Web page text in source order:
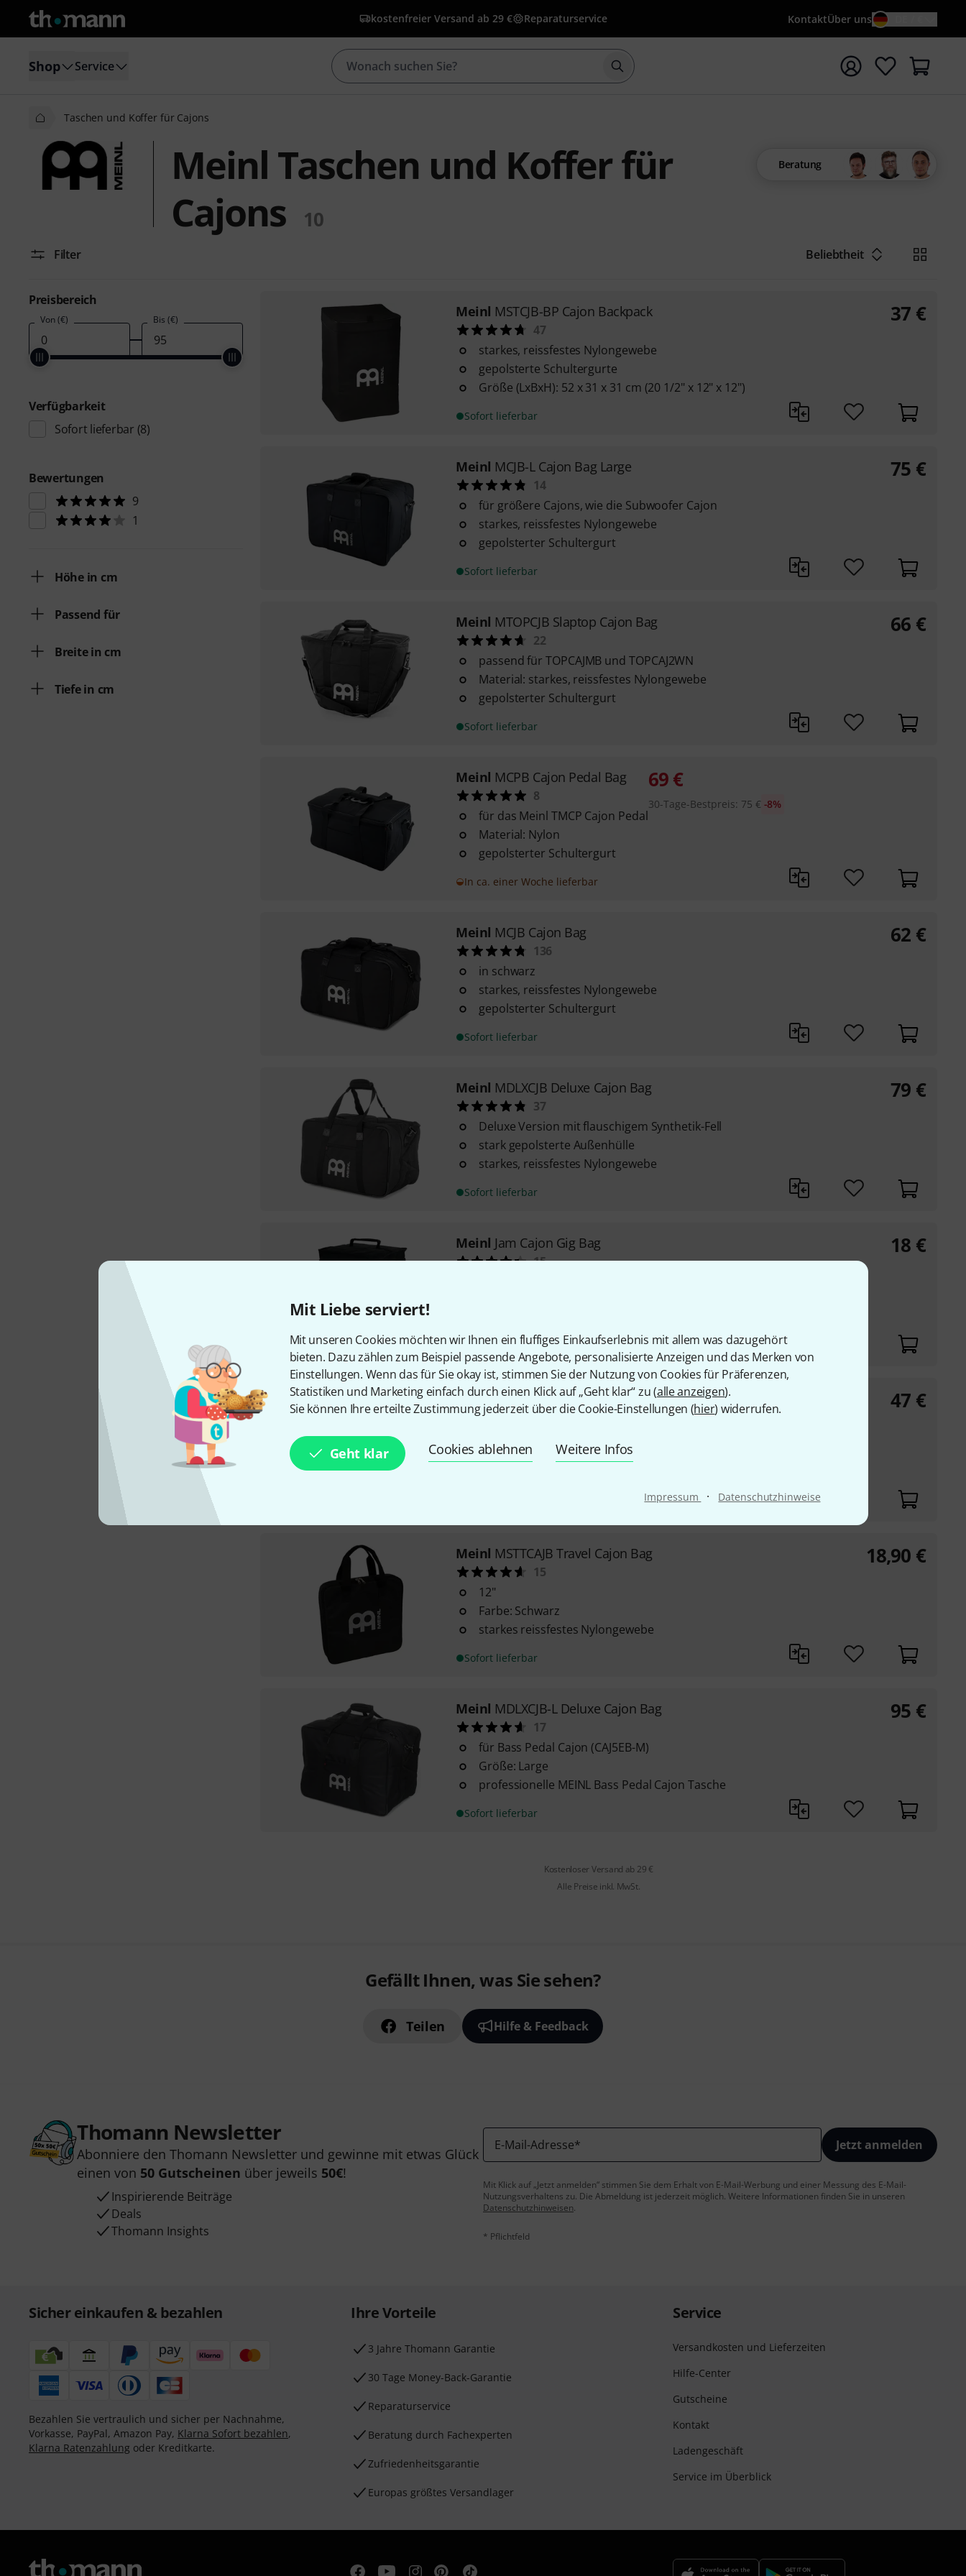
Mit Liebe serviert!
Mit unseren Cookies möchten wir Ihnen ein fluffiges Einkaufserlebnis mit allem was dazugehört
bieten. Dazu zählen zum Beispiel passende Angebote, personalisierte Anzeigen und das Merken von
Einstellungen. Wenn das für Sie okay ist, stimmen Sie der Nutzung von Cookies für Präferenzen,
Statistiken und Marketing einfach durch einen Klick auf „Geht klar“ zu (alle anzeigen).
Sie können Ihre erteilte Zustimmung jederzeit über die Cookie-Einstellungen (hier) widerrufen.
Geht klar Cookies ablehnen Weitere Infos
Impressum · Datenschutzhinweise
kostenfreier Versand ab 29 € Reparaturservice KontaktÜber uns
Shop Service Suche mit Suchwort {searchTerm} starten
Taschen und Koffer für Cajons
Meinl Taschen und Koffer für
Cajons
10
Beratung
Filter Beliebtheit
Preisbereich
Von (€) Bis (€)
Verfügbarkeit
Sofort lieferbar (8)
Bewertungen
9
1
Höhe in cm
Passend für
Breite in cm
Tiefe in cm
Meinl MSTCJB-BP Cajon Backpack
47
starkes, reissfestes Nylongewebe
gepolsterte Schultergurte
Größe (LxBxH): 52 x 31 x 31 cm (20 1/2" x 12" x 12")
Sofort lieferbar
37 €
Meinl MCJB-L Cajon Bag Large
14
für größere Cajons, wie die Subwoofer Cajon
starkes, reissfestes Nylongewebe
gepolsterter Schultergurt
Sofort lieferbar
75 €
Meinl MTOPCJB Slaptop Cajon Bag
22
passend für TOPCAJMB und TOPCAJ2WN
Material: starkes, reissfestes Nylongewebe
gepolsterter Schultergurt
Sofort lieferbar
66 €
Meinl MCPB Cajon Pedal Bag
8
für das Meinl TMCP Cajon Pedal
Material: Nylon
gepolsterter Schultergurt
In ca. einer Woche lieferbar
69€
30-Tage-Bestpreis: 75 € -8%
Meinl MCJB Cajon Bag
136
in schwarz
starkes, reissfestes Nylongewebe
gepolsterter Schultergurt
Sofort lieferbar
62 €
Meinl MDLXCJB Deluxe Cajon Bag
37
Deluxe Version mit flauschigem Synthetik-Fell
stark gepolsterte Außenhülle
starkes, reissfestes Nylongewebe
Sofort lieferbar
79 €
Meinl Jam Cajon Gig Bag
15
Kurzfristig lieferbar (2–5 Tage)
18 €
Meinl Hybrid Slap-Top Cajon Bag
5
Material: Nylon
47 €
Meinl MSTTCAJB Travel Cajon Bag
15
12"
Farbe: Schwarz
starkes reissfestes Nylongewebe
Sofort lieferbar
18,90 €
Meinl MDLXCJB-L Deluxe Cajon Bag
17
für Bass Pedal Cajon (CAJ5EB-M)
Größe: Large
professionelle MEINL Bass Pedal Cajon Tasche
Sofort lieferbar
95 €
Kostenloser Versand ab 29 €
Alle Preise inkl. MwSt.
Gefällt Ihnen, was Sie sehen?
Teilen Hilfe & Feedback
Thomann Newsletter
Abonniere den Thomann Newsletter und gewinne mit etwas Glück
einen von 50 Gutscheinen über jeweils 50€!
Inspirierende Beiträge
Deals
Thomann Insights
E-Mail-Adresse* Jetzt anmelden
Mit Klick auf „Jetzt anmelden“ stimmen Sie dem Erhalt von E-Mail-Werbung und einer Messung des E-Mail-
Nutzungsverhaltens zu. Die Abmeldung ist jederzeit möglich. Weitere Informationen finden Sie in unseren
Datenschutzhinweisen.
* Pflichtfeld
Sicher einkaufen & bezahlen
Bezahlen Sie vertraulich und sicher per Nachnahme,
Vorkasse, PayPal, Amazon Pay, Klarna Sofort bezahlen,
Klarna Ratenzahlung oder Kreditkarte.
Ihre Vorteile
3 Jahre Thomann Garantie
30 Tage Money-Back-Garantie
Reparaturservice
Beratung durch Fachexperten
Zufriedenheitsgarantie
Europas größtes Versandlager
Service
Versandkosten und Lieferzeiten
Hilfe-Center
Gutscheine
Kontakt
Ladengeschäft
Service im Überblick